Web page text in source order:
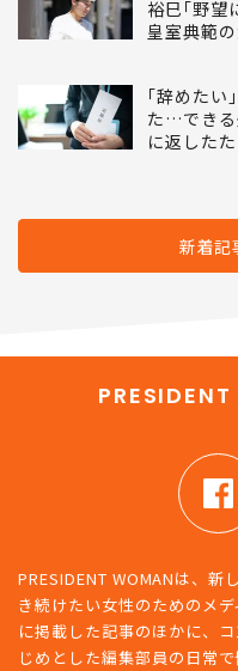
裕巳｢野望
皇室典範
｢辞めたい
た…できる
に返した
新着記
PRESIDENT WOMANは、
き続けたい女性のためのメ
に掲載した記事のほかに、
じめとした編集部員の日常